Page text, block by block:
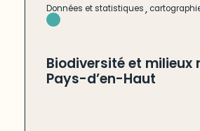
Données et statistiques,
Biodiversité et milieux
Pays-d’en-Haut